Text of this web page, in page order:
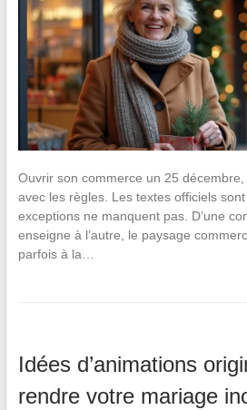
Ouvrir son commerce un 25 décembre,
avec les règles. Les textes officiels
exceptions ne manquent pas. D’une
enseigne à l’autre, le paysage
parfois à la…
Idées d’animations
rendre votre mariage